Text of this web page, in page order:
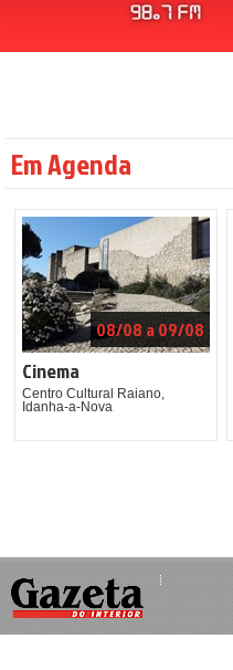
Em Agenda
08/08 a 09/08
Cinema
Centro Cultural Raiano,
Idanha-a-Nova